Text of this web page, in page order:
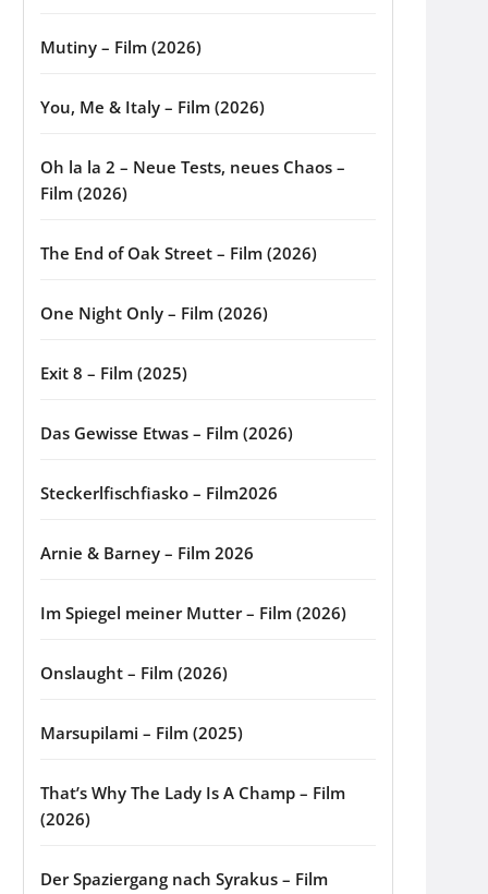
Mutiny – Film (2026)
You, Me & Italy – Film (2026)
Oh la la 2 – Neue Tests, neues Chaos –
Film (2026)
The End of Oak Street – Film (2026)
One Night Only – Film (2026)
Exit 8 – Film (2025)
Das Gewisse Etwas – Film (2026)
Steckerlfischfiasko – Film2026
Arnie & Barney – Film 2026
Im Spiegel meiner Mutter – Film (2026)
Onslaught – Film (2026)
Marsupilami – Film (2025)
That’s Why The Lady Is A Champ – Film
(2026)
Der Spaziergang nach Syrakus – Film